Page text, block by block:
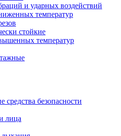
и ударных воздействий
температур
стойкие
температур
средства безопасности
лица